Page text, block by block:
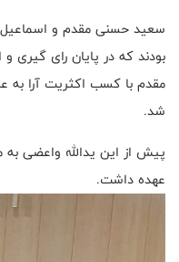
سعید حسنی مقدم و
بودند که در پایان رای
مقدم با کسب اکثریت آرا
شد.
عهده داشت.